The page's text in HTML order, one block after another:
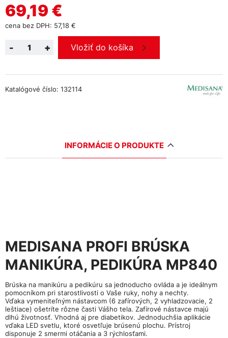
69,19 €
cena bez DPH: 57,18 €
+
- Vložiť do košíka
Katalógové číslo: 132114
INFORMÁCIE O PRODUKTE
MEDISANA PROFI BRÚSKA
MANIKÚRA, PEDIKÚRA MP840
Brúska na manikúru a pedikúru sa jednoducho ovláda a je ideálnym
pomocníkom pri starostlivosti o Vaše ruky, nohy a nechty.
Vďaka vymeniteľným nástavcom (6 zafírových, 2 vyhladzovacie, 2
leštiace) ošetríte rôzne časti Vášho tela. Zafírové nástavce majú
dlhú životnosť. Vhodná aj pre diabetikov. Jednoduchšia aplikácie
vďaka LED svetlu, ktoré osvetľuje brúsenú plochu. Prístroj
disponuje 2 smermi otáčania a 3 rýchlosťami.